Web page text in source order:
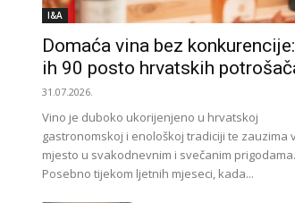
I&A
Domaća vina bez
ih 90 posto hrvatskih
31.07.2026.
Vino je duboko ukorijenjeno u hrvatskoj
gastronomskoj i enološkoj tradiciji te zauzima
mjesto u svakodnevnim i svečanim prigodama.
Posebno tijekom ljetnih mjeseci, kada...